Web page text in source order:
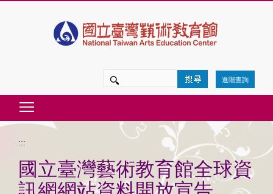
容
區
塊
進階查詢
:::
國立臺灣藝術教育館全球資